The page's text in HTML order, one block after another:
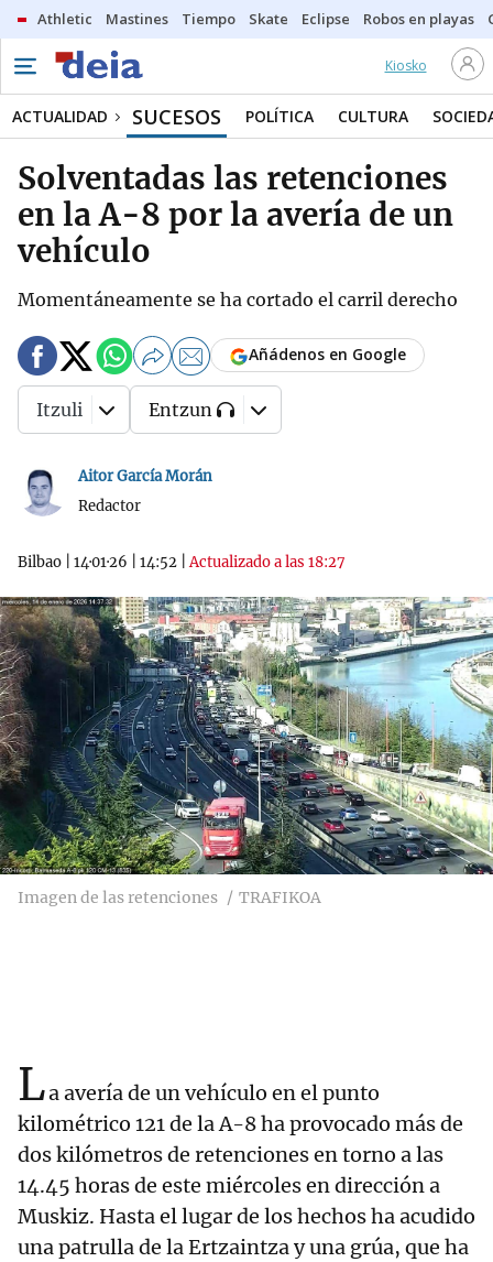
Athletic Mastines Tiempo Skate Eclipse Robos en playas
Kiosko
ACTUALIDAD SUCESOS POLÍTICA CULTURA
Solventadas las retenciones
en la A-8 por la avería de un
vehículo
Momentáneamente se ha cortado el carril derecho
Aitor García Morán
Redactor
Bilbao 14·01·26 14:52 |Actualizado a las 18:27
Añádenos en Google
Itzuli Entzun
Imagen de las retenciones TRAFIKOA
La avería de un vehículo en el punto
kilométrico 121 de la A-8 ha provocado más de
dos kilómetros de retenciones en torno a las
14.45 horas de este miércoles en dirección a
Muskiz. Hasta el lugar de los hechos ha acudido
una patrulla de la Ertzaintza y una grúa, que ha